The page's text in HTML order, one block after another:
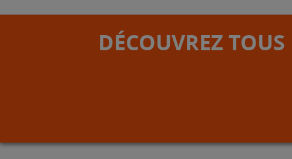
DÉCOUVREZ